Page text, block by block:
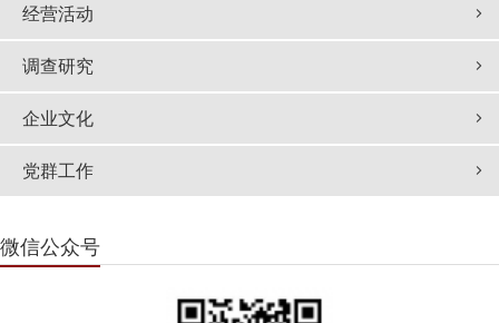
经营活动
调查研究
企业文化
党群工作
微信公众号